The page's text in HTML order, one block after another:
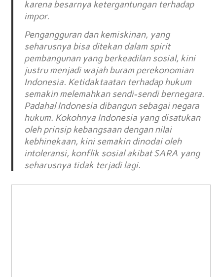
karena besarnya ketergantungan terhadap
impor.
Pengangguran dan kemiskinan, yang
seharusnya bisa ditekan dalam spirit
pembangunan yang berkeadilan sosial, kini
justru menjadi wajah buram perekonomian
Indonesia. Ketidaktaatan terhadap hukum
semakin melemahkan sendi-sendi bernegara.
Padahal Indonesia dibangun sebagai negara
hukum. Kokohnya Indonesia yang disatukan
oleh prinsip kebangsaan dengan nilai
kebhinekaan, kini semakin dinodai oleh
intoleransi, konflik sosial akibat SARA yang
seharusnya tidak terjadi lagi.